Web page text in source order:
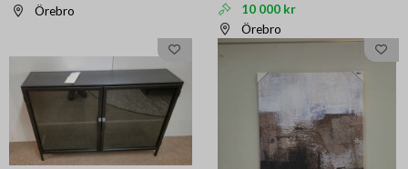
Örebro
10 000 kr
Örebro